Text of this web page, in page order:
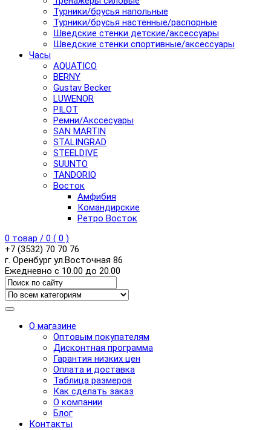
Турники/брусья напольные
Турники/брусья настенные/распорные
Шведские стенки детские/аксессуары
Шведские стенки спортивные/аксессуары
Часы
AQUATICO
BERNY
Gustav Becker
LUWENOR
PILOT
Pемни/Акссесуары
SAN MARTIN
STALINGRAD
STEELDIVE
SUUNTO
TANDORIO
Восток
Амфибия
Командирские
Ретро Восток
0 товар / 0 ( 0 )
+7 (3532) 70 70 76
г. Оренбург ул.Восточная 86
Ежедневно с 10.00 до 20.00
О магазине
Оптовым покупателям
Дисконтная программа
Гарантия низких цен
Оплата и доставка
Таблица размеров
Как сделать заказ
О компании
Блог
Контакты